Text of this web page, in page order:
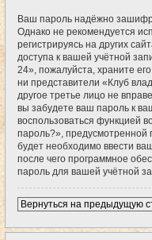
Ваш пароль надёжно
Однако не рекомендуется
регистрируясь на других
доступа к вашей учётной
24», пожалуйста, храните
ни представители «Клуб
другое третье лицо не
вы забудете ваш пароль к
воспользоваться функцией
пароль?»,
будет необходимо ввести
после чего программное
пароль для вашей учётной
Вернуться на предыдущую